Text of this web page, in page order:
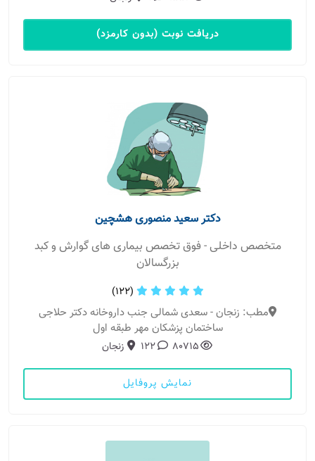
دریافت نوبت (بدون کارمزد)
دکتر سعید منصوری هشچین
متخصص داخلی - فوق تخصص بیماری های گوارش و کبد
بزرگسالان
(122)
مطب: زنجان - سعدی شمالی جنب داروخانه دکتر حلاجی
ساختمان پزشکان مهر طبقه اول
80715
122 زنجان
نمایش پروفایل